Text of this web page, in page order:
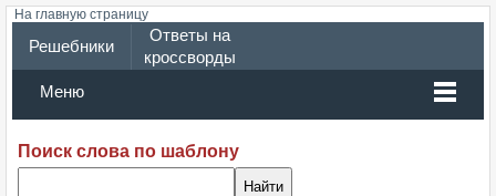
На главную страницу
Решебники
Ответы на
кроссворды
Меню
Поиск слова по шаблону